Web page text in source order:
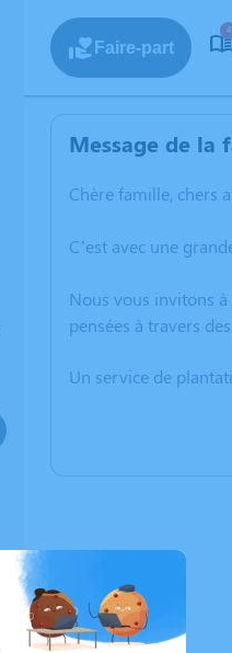
Faire-part
4
Message de la
Chère famille, chers
C’est avec une
Nous vous invitons
pensées à travers
Un service de